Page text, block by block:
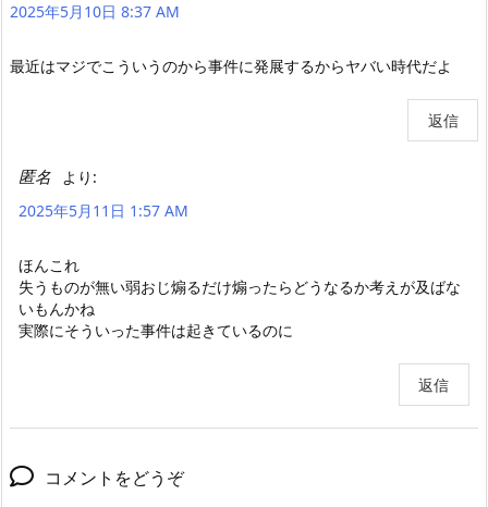
2025年5月10日 8:37 AM
最近はマジでこういうのから事件に発展するからヤバい時代だよ
返信
匿名 より:
2025年5月11日 1:57 AM
ほんこれ
失うものが無い弱おじ煽るだけ煽ったらどうなるか考えが及ばな
いもんかね
実際にそういった事件は起きているのに
返信
コメントをどうぞ